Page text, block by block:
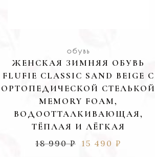
обувь
ЖЕНСКАЯ ЗИМНЯЯ ОБУВЬ
FLUFIE CLASSIC SAND BEIGE С
ОРТОПЕДИЧЕСКОЙ СТЕЛЬКОЙ
MEMORY FOAM,
ВОДООТТАЛКИВАЮЩАЯ,
ТЁПЛАЯ И ЛЁГКАЯ
18 990₽ 15 490 ₽